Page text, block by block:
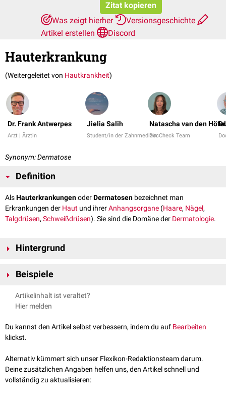
Zitat kopieren
Was zeigt hierher
Versionsgeschichte
Artikel erstellen
Discord
Hauterkrankung
(Weitergeleitet von Hautkrankheit)
Dr. Frank Antwerpes
Arzt | Ärztin
Jielia Salih
Student/in der Zahnmedizin
Natascha van den Höfel
DocCheck Team
Synonym: Dermatose
Definition
AlsHauterkrankungenoderDermatosen bezeichnet man
Erkrankungen der Haut und ihrerAnhangsorgane (Haare, Nägel,
Talgdrüsen, Schweißdrüsen). Sie sind die Domäne der Dermatologie.
Hintergrund
Veränderungen der Haut (
Beispiele
Beispiele für Dermatosen und andere
Akne
Aphthen
Basalzellkarzinom
Candidose
Ekzem
Enanthem
Artikelinhalt ist veraltet?
Hier melden
Du kannst den Artikel selbst verbessern, indem du auf Bearbeiten
klickst.
Alternativ kümmert sich unser Flexikon-Redaktionsteam darum.
Deine zusätzlichen Angaben helfen uns, den Artikel schnell und
vollständig zu aktualisieren: